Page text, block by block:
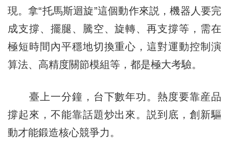
現。拿“托馬斯迴旋”這個動作來説，機器人要完
成支撐、擺腿、騰空、旋轉、再支撐等，需在
極短時間內平穩地切換重心，這對運動控制演
算法、高精度關節模組等，都是極大考驗。
臺上一分鐘，台下數年功。熱度要靠産品
撐起來，不能靠話題炒出來。説到底，創新驅
動才能鍛造核心競爭力。